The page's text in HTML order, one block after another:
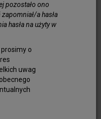
pozostało ono
a hasła
hasła na użyty w
o
uwag